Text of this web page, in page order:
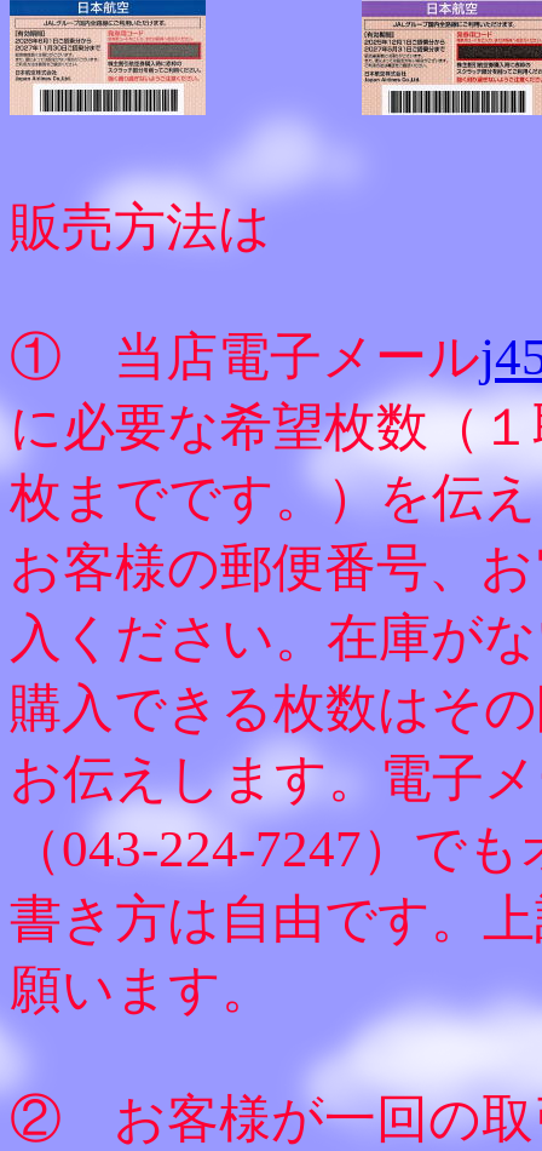
販売方法は
① 当店電子メール
に必要な希望枚数（
枚までです。）を伝
お客様の郵便番号、
入ください。在庫が
購入できる枚数はそ
お伝えします。電子
（043-224-7247）で
書き方は自由です。
願います。
② お客様が一回の取